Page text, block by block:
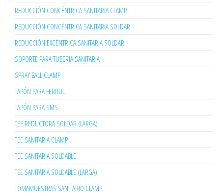
REDUCCIÓN CONCÉNTRICA SANITARIA CLAMP
REDUCCIÓN CONCÉNTRICA SANITARIA SOLDAR
REDUCCIÓN EXCÉNTRICA SANITARIA SOLDAR
SOPORTE PARA TUBERIA SANITARIA
SPRAY BALL CLAMP
TAPÓN PARA FERRUL
TAPÓN PARA SMS
TEE REDUCTORA SOLDAR (LARGA)
TEE SANITARIA CLAMP
TEE SANITARIA SOLDABLE
TEE SANITARIA SOLDABLE (LARGA)
TOMAMUESTRAS SANITARIO CLAMP